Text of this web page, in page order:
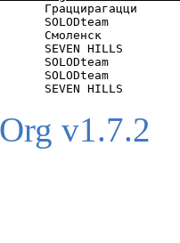
SOLODteam
Смоленск
SEVEN HILLS
SOLODteam
v1.7.2